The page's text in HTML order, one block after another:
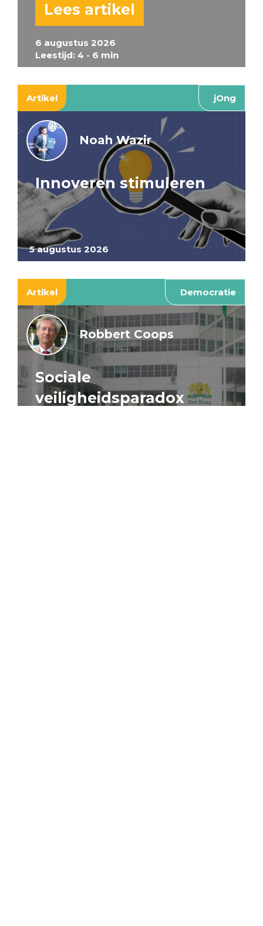
6 augustus 2026
Leestijd: 4 - 6 min
Lees artikel
Artikel jOng
5 augustus 2026
Noah Wazir
Innoveren stimuleren
Artikel Democratie
Robbert Coops
Sociale
veiligheidsparadox